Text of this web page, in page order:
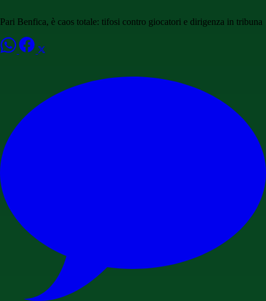
Pari Benfica, è caos totale: tifosi contro giocatori e dirigenza in tribuna